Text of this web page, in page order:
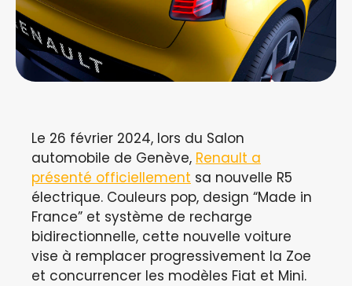
Le 26 février 2024, lors du Salon
automobile de Genève, Renault a
présenté officiellement sa nouvelle R5
électrique. Couleurs pop, design “Made in
France” et système de recharge
bidirectionnelle, cette nouvelle voiture
vise à remplacer progressivement la Zoe
et concurrencer les modèles Fiat et Mini.